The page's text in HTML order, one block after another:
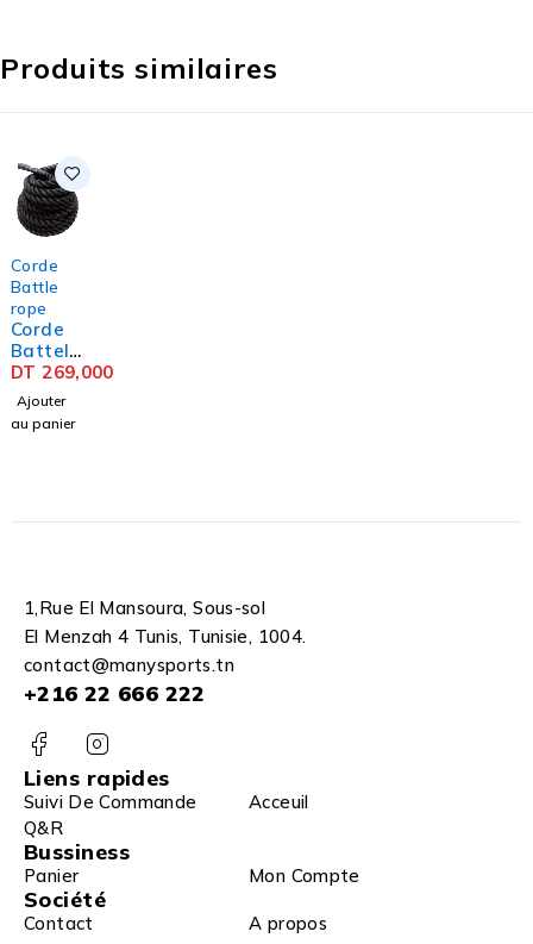
Produits similaires
Corde
Battle
rope
Corde
Battel
Rope
Diam
38 mm
10
DT 269,000
Ajouter
au panier
1,Rue El Mansoura, Sous-sol
El Menzah 4 Tunis, Tunisie, 1004.
contact@manysports.tn
+216 22 666 222
Liens rapides
Suivi De Commande
Acceuil
Q&R
Bussiness
Panier Mon Compte
Société
Contact A propos